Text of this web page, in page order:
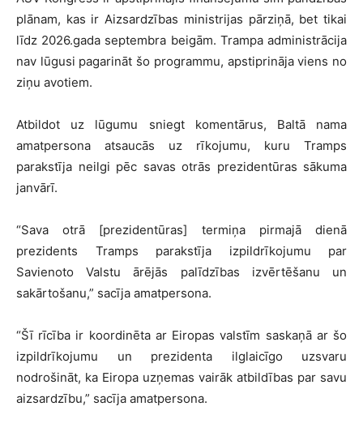
plānam, kas ir Aizsardzības ministrijas pārziņā, bet tikai
līdz 2026.gada septembra beigām. Trampa administrācija
nav lūgusi pagarināt šo programmu, apstiprināja viens no
ziņu avotiem.
Atbildot uz lūgumu sniegt komentārus, Baltā nama
amatpersona atsaucās uz rīkojumu, kuru Tramps
parakstīja neilgi pēc savas otrās prezidentūras sākuma
janvārī.
“Sava otrā [prezidentūras] termiņa pirmajā dienā
prezidents Tramps parakstīja izpildrīkojumu par
Savienoto Valstu ārējās palīdzības izvērtēšanu un
sakārtošanu,” sacīja amatpersona.
“Šī rīcība ir koordinēta ar Eiropas valstīm saskaņā ar šo
izpildrīkojumu un prezidenta ilglaicīgo uzsvaru
nodrošināt, ka Eiropa uzņemas vairāk atbildības par savu
aizsardzību,” sacīja amatpersona.